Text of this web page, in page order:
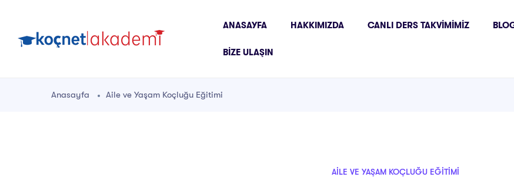
ANASAYFA HAKKIMIZDA CANLI DERS TAKVIMIMIZ
BIZE ULAŞIN
Anasayfa Aile ve Yaşam Koçluğu Eğitimi
AILE VE YAŞAM KOÇLUĞU EĞITIMI